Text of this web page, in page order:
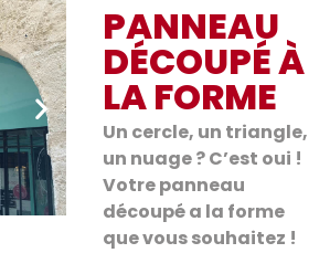
PANNEAU
DÉCOUPÉ À
LA FORME
Un cercle, un triangle,
un nuage ? C’est oui !
Votre panneau
découpé a la forme
que vous souhaitez !